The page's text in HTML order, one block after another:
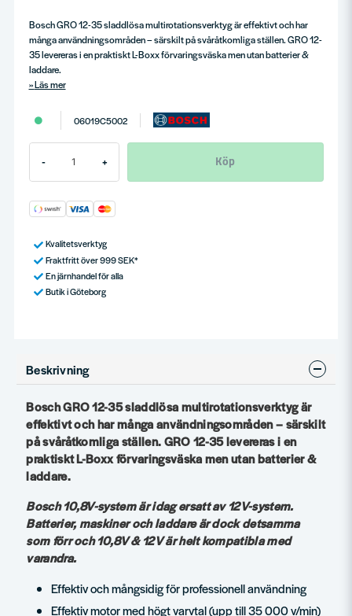
Bosch GRO 12-35 sladdlösa multirotationsverktyg är effektivt och har
många användningsområden – särskilt på svåråtkomliga ställen. GRO 12-
35 levereras i en praktiskt L-Boxx förvaringsväska men utan batterier &
laddare.
Läs mer
06019C5002
- + Köp
Kvalitetsverktyg
Fraktfritt över 999 SEK*
En järnhandel för alla
Butik i Göteborg
Beskrivning
Bosch GRO 12-35 sladdlösa multirotationsverktyg är
effektivt och har många användningsområden – särskilt
på svåråtkomliga ställen. GRO 12-35 levereras i en
praktiskt L-Boxx förvaringsväska men utan batterier &
laddare.
Bosch 10,8V-system är idag ersatt av 12V-system.
Batterier, maskiner och laddare är dock detsamma
som förr och 10,8V & 12V är helt kompatibla med
varandra.
Effektiv och mångsidig för professionell användning
Effektiv motor med högt varvtal (upp till 35 000 v/min)